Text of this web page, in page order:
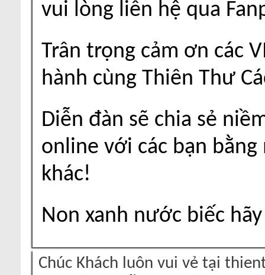
vui lòng liên hệ qua
Trân trọng cảm ơn các
hành cùng Thiên Thư
Diễn đàn sẽ chia sẻ
online với các bạn
khác!
Non xanh nước biếc
Chúc Khách luôn vui vẻ tại